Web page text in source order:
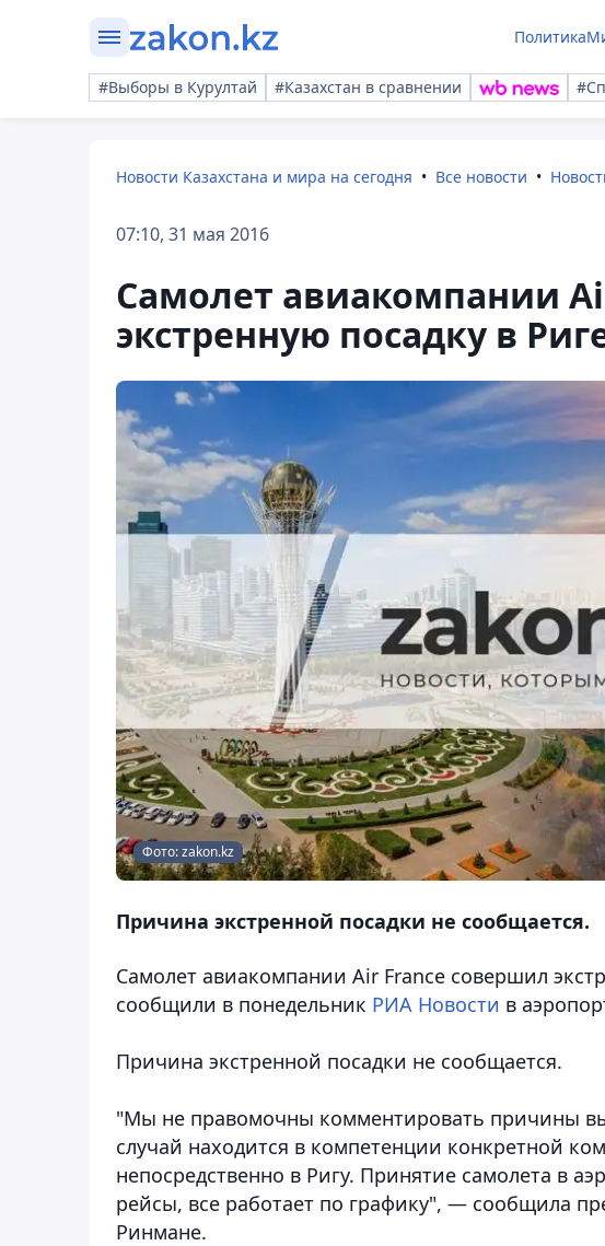
Политика
#Выборы в Курултай #Казахстан в сравнении
Новости Казахстана и мира на сегодня Все новости
07:10, 31 мая 2016
Самолет авиакомпании
экстренную посадку в
Фото: zakon.kz
Причина экстренной посадки не сообщается.
Самолет авиакомпании Air France совершил
сообщили в понедельник РИА Новости в
Причина экстренной посадки не сообщается.
"Мы не правомочны комментировать причины
случай находится в компетенции конкретной
непосредственно в Ригу. Принятие самолета в
рейсы, все работает по графику", — сообщила
Ринмане.